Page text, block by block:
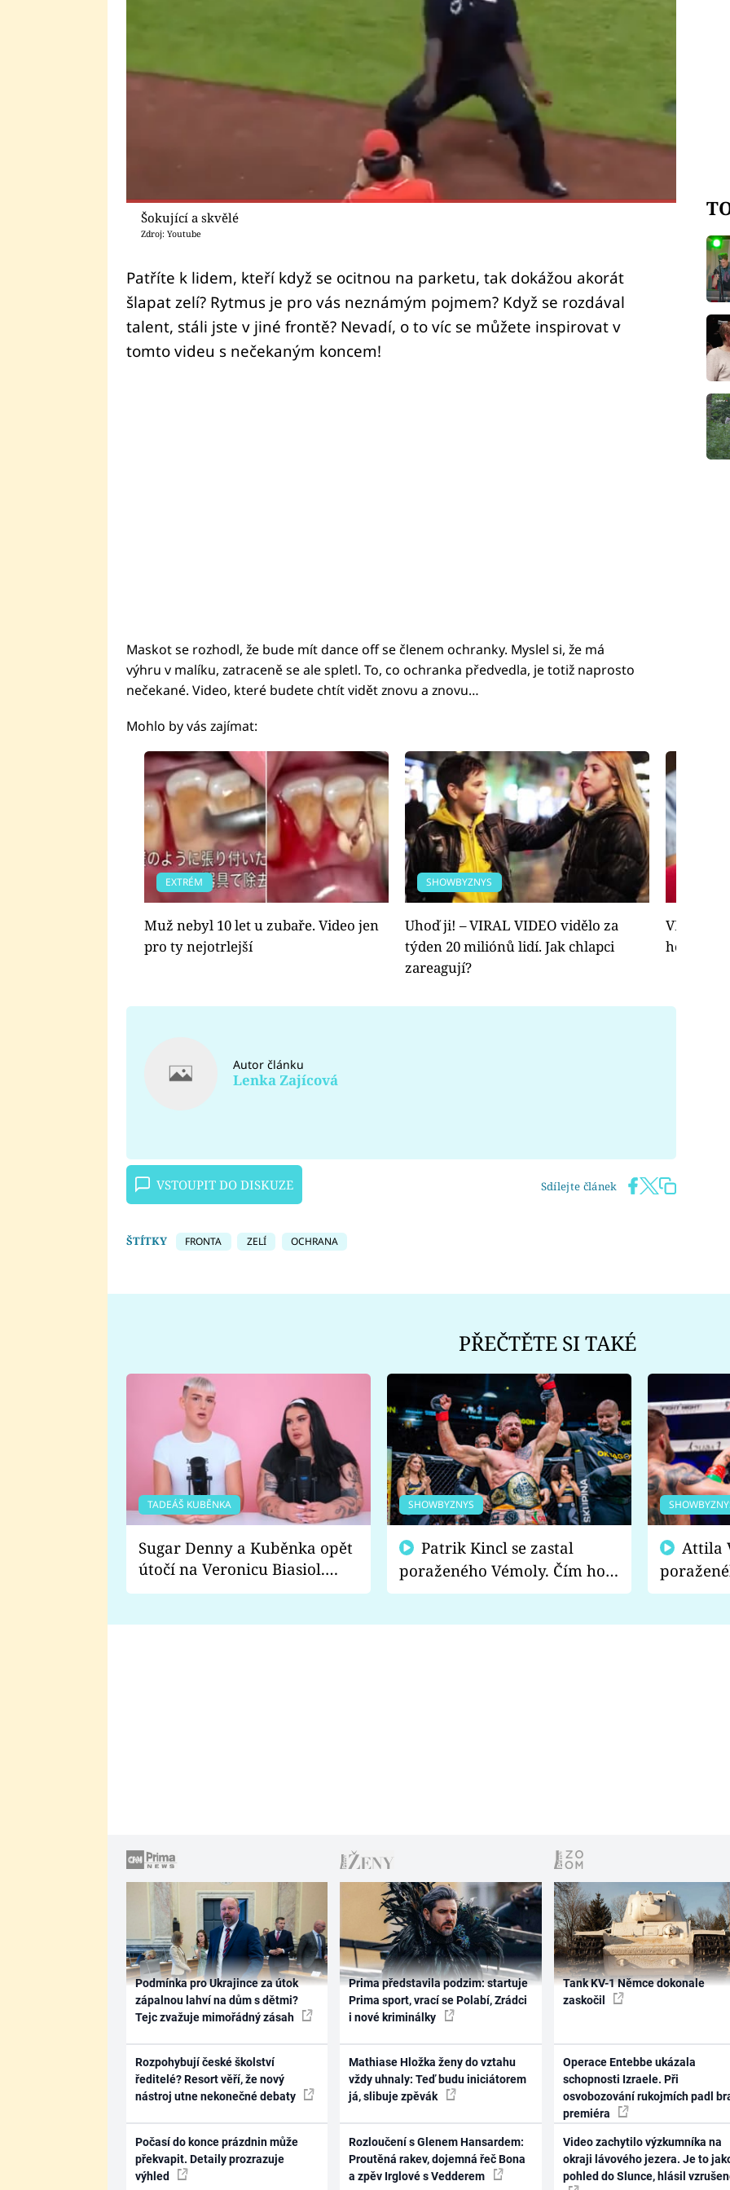
Šokující a skvělé
Zdroj: Youtube
Patříte k lidem, kteří když se ocitnou na parketu, tak dokážou akorát
šlapat zelí? Rytmus je pro vás neznámým pojmem? Když se rozdával
talent, stáli jste v jiné frontě? Nevadí, o to víc se můžete inspirovat v
tomto videu s nečekaným koncem!
Maskot se rozhodl, že bude mít dance off se členem ochranky. Myslel si, že má
výhru v malíku, zatraceně se ale spletl. To, co ochranka předvedla, je totiž naprosto
nečekané. Video, které budete chtít vidět znovu a znovu…
Mohlo by vás zajímat:
EXTRÉM
Muž nebyl 10 let u zubaře. Video jen
pro ty nejotrlejší
SHOWBYZNYS
Uhoď ji! – VIRAL VIDEO vidělo za
týden 20 miliónů lidí. Jak chlapci
zareagují?
VIDEO –
hodinu.
Autor článku
Lenka Zajícová
VSTOUPIT DO DISKUZE Sdílejte článek
ŠTÍTKY FRONTA ZELÍ OCHRANA
PŘEČTĚTE SI TAKÉ
TADEÁŠ KUBĚNKA
Sugar Denny a Kuběnka opět
útočí na Veronicu Biasiol.
Proč je podle nich falešná a
SHOWBYZNYS
poraženého Vémoly. Čím ho
fanoušci naštvali?
chce
Podmínka pro Ukrajince za útok
zápalnou lahví na dům s dětmi?
Tejc zvažuje mimořádný zásah
Rozpohybují české školství
ředitelé? Resort věří, že nový
nástroj utne nekonečné debaty
Počasí do konce prázdnin může
překvapit. Detaily prozrazuje
výhled
Prima představila podzim: startuje
Prima sport, vrací se Polabí, Zrádci
i nové kriminálky
Mathiase Hložka ženy do vztahu
vždy uhnaly: Teď budu iniciátorem
já, slibuje zpěvák
Rozloučení s Glenem Hansardem:
Proutěná rakev, dojemná řeč Bona
a zpěv Irglové s Vedderem
Tank KV-1 Němce dokonale
zaskočil
Operace Entebbe ukázala
schopnosti Izraele. Při
osvobozování rukojmích padl
premiéra
Video zachytilo výzkumníka na
okraji lávového jezera. Je to
pohled do Slunce, hlásil